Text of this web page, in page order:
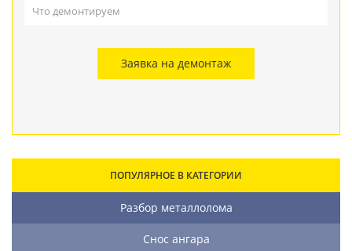
Заявка на демонтаж
ПОПУЛЯРНОЕ В КАТЕГОРИИ
Разбор металлолома
Снос ангара